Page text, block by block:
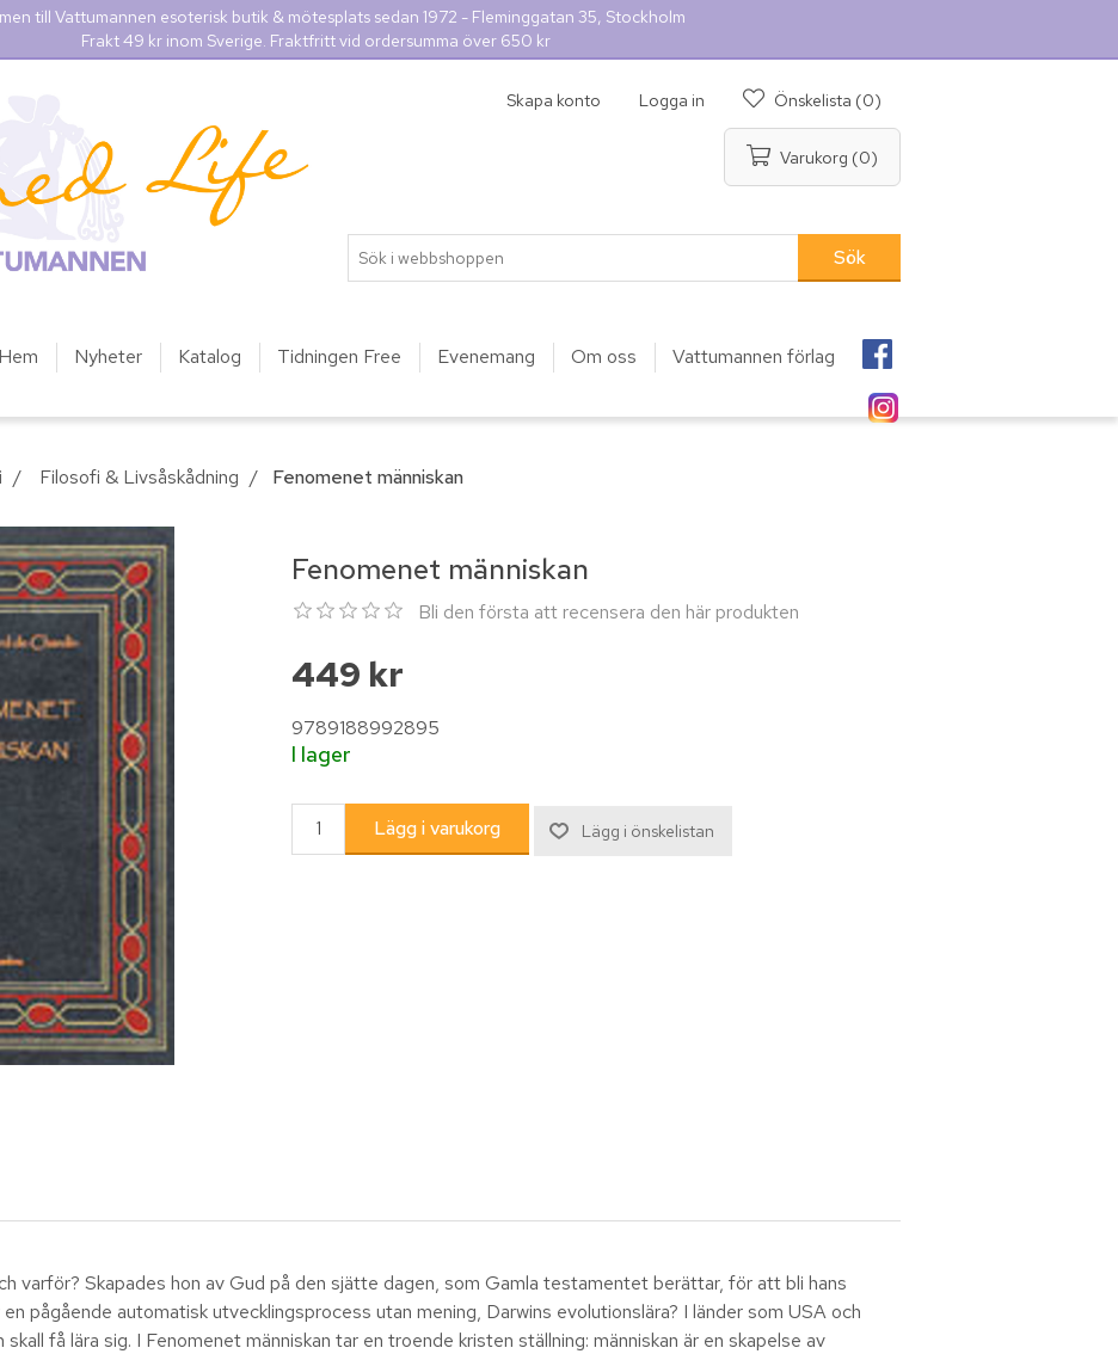
till Vattumannen esoterisk butik & mötesplats sedan 1972 - Fleminggatan 35, Stockholm
Frakt 49 kr inom Sverige. Fraktfritt vid ordersumma över 650 kr
Skapa konto Logga in Önskelista (0)
Varukorg (0)
Hem Nyheter Katalog Tidningen Free Evenemang Om oss Vattumannen förlag
/ Filosofi & Livsåskådning / Fenomenet människan
Fenomenet människan
Bli den första att recensera den här produkten
449 kr
9789188992895
I lager
varför? Skapades hon av Gud på den sjätte dagen, som Gamla testamentet berättar, för att bli hans
pågående automatisk utvecklingsprocess utan mening, Darwins evolutionslära? I länder som USA och
få lära sig. I Fenomenet människan tar en troende kristen ställning: människan är en skapelse av